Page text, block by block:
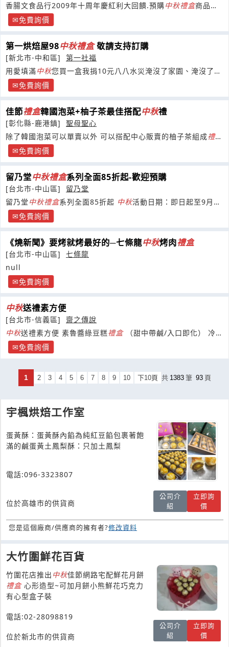
香腸文食品行2009年十周年慶紅利大回饋.預購中秋禮盒商品全
面折扣優惠,體貼您在不景氣的當下想買便宜送好禮的心
免費詢價
第一烘焙屋98中秋禮盒敬請支持訂購
[新北市-中和區]
第一社福
用愛填滿中秋您買一盒我捐10元八八水災淹沒了家園、淹沒了心
愛的人，今年的中秋節多少人將淚眼望月，寄望夢中團圓
免費詢價
佳節禮盒韓國泡菜+柚子茶最佳搭配中秋禮
[彰化縣-鹿港鎮]
聖母聖心
除了韓國泡菜可以單賣以外 可以搭配中心販賣的柚子茶組成禮
盒!!免費詢價
留乃堂中秋禮盒系列全面85折起-歡迎預購
[台北市-中山區]
留乃堂
留乃堂 中秋禮盒系列全面85折起 中秋活動日期：即日起至9月28
日止 -歡迎公司行號.企業福委9/15
免費詢價
《燒新聞》要烤就烤最好的─七條龍中秋烤肉禮盒
[台北市-中山區]
七條龍
null
免費詢價
中秋送禮素方便
[台北市-信義區]
齋之傳說
中秋送禮素方便 素魯醬綠豆糕禮盒（甜中帶鹹/入口即化） 冷凍
免費詢價
1 2 3 4 5 6 7 8 9 10 下10頁 共 1383 筆 93 頁
宇楓烘焙工作室
蛋黃酥：蛋黃酥內餡為純紅豆餡包裹著飽
滿的鹹蛋黃土鳳梨酥：只加土鳳梨
電話:096-3323807
位於高雄市的供貨商
公司介
紹
立即詢
價
您是這個廠商/供應商的擁有者?修改資料
大竹圍鮮花百貨
竹圍花店推出 中秋佳節網路宅配鮮花月餅
禮盒心形造型~可加月餅小熊鮮花巧克力
有心型盒子裝
電話:02-28098819
位於新北市的供貨商
公司介
紹
立即詢
價